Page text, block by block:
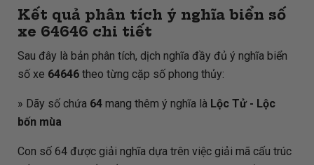
Kết quả phân tích ý nghĩa biển số
xe 64646 chi tiết
Sau đây là bản phân tích, dịch nghĩa đầy đủ ý nghĩa biển
số xe 64646theo từng cặp số phong thủy:
» Dãy số chứa 64mang thêm ý nghĩa là Lộc Tử - Lộc
bốn mùa
Con số 64 được giải nghĩa dựa trên việc giải mã cấu trúc